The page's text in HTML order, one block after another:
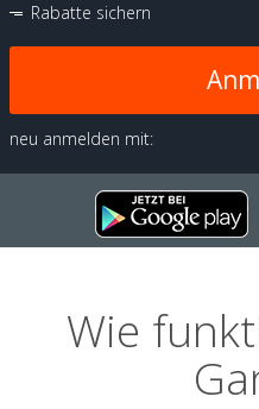
Rabatte sichern
neu anmelden mit:
Wie